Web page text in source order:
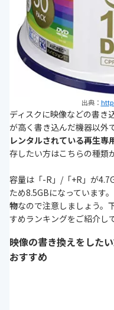
出典：
ディスクに映像などの書き
が高く書き込んだ機器以外
レンタルされている再生専
存したい方はこちらの種類
容量は「-R」/「+R」が
ため8.5GBになっています
物なので注意しましょう。
すめランキングをご紹介し
映像の書き換えをした
おすすめ